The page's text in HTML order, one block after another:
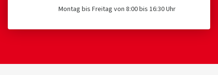
Reifen für Felgen mit einem Nenndurchmesser ≤ 254
Montag bis Freitag von 8:00 bis 16:30 Uhr